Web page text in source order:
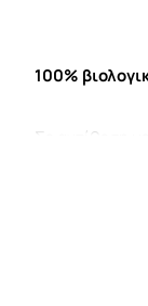
100%
Σε αντίθεση με